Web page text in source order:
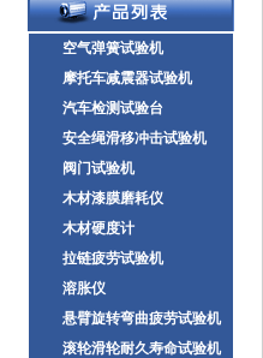
空气弹簧试验机
摩托车减震器试验机
汽车检测试验台
安全绳滑移冲击试验机
阀门试验机
木材漆膜磨耗仪
木材硬度计
拉链疲劳试验机
溶胀仪
悬臂旋转弯曲疲劳试验机
滚轮滑轮耐久寿命试验机